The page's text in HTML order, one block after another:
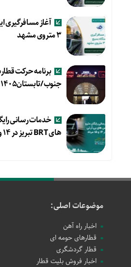
آغاز مسافرگیری
۳ متروی مشهد
برنامه حرکت
جنوب/تابستان۱۴۰۵
خدمات رسانی
های BRT تبریز در ۱۴ و ۱۵ مرداد
موضوعات اصلی:
اخبار راه آهن
قطارهای حومه ای
قطار گردشگری
اخبار فروش بلیت قطار